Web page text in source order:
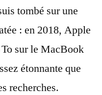
tombé sur une
: en 2018, Apple
sur le MacBook
étonnante que
recherches.